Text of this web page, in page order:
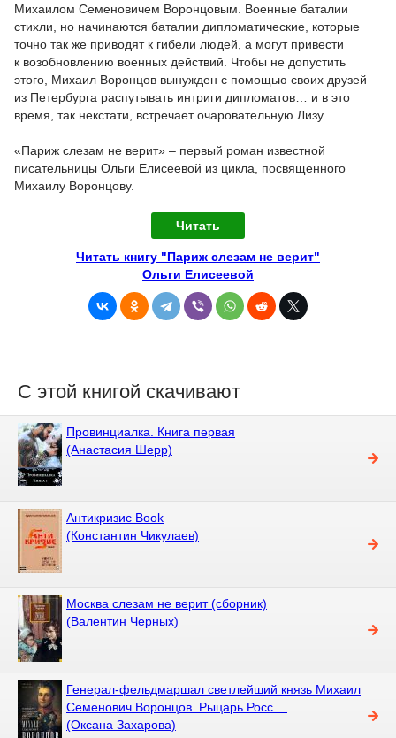
Михаилом Семеновичем Воронцовым. Военные баталии
стихли, но начинаются баталии дипломатические, которые
точно так же приводят к гибели людей, а могут привести
к возобновлению военных действий. Чтобы не допустить
этого, Михаил Воронцов вынужден с помощью своих друзей
из Петербурга распутывать интриги дипломатов… и в это
время, так некстати, встречает очаровательную Лизу.
«Париж слезам не верит» – первый роман известной
писательницы Ольги Елисеевой из цикла, посвященного
Михаилу Воронцову.
Читать
Читать книгу "Париж слезам не верит"
Ольги Елисеевой
С этой книгой скачивают
Провинциалка. Книга первая
(Анастасия Шерр)
Антикризис Book
(Константин Чикулаев)
Москва слезам не верит (сборник)
(Валентин Черных)
Генерал-фельдмаршал светлейший князь Михаил
Семенович Воронцов. Рыцарь Росс ...
(Оксана Захарова)